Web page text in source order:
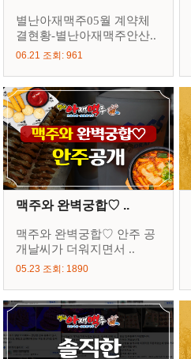
별난아재맥주05월 계약체
결현황-별난아재맥주안산..
06.21 조회: 961
맥주와 완벽궁합♡ ..
맥주와 완벽궁합♡ 안주 공
개날씨가 더워지면서 ..
05.23 조회: 1890